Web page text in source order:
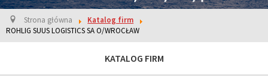
Strona główna
Katalog firm
ROHLIG SUUS LOGISTICS SA O/WROCŁAW
KATALOG FIRM